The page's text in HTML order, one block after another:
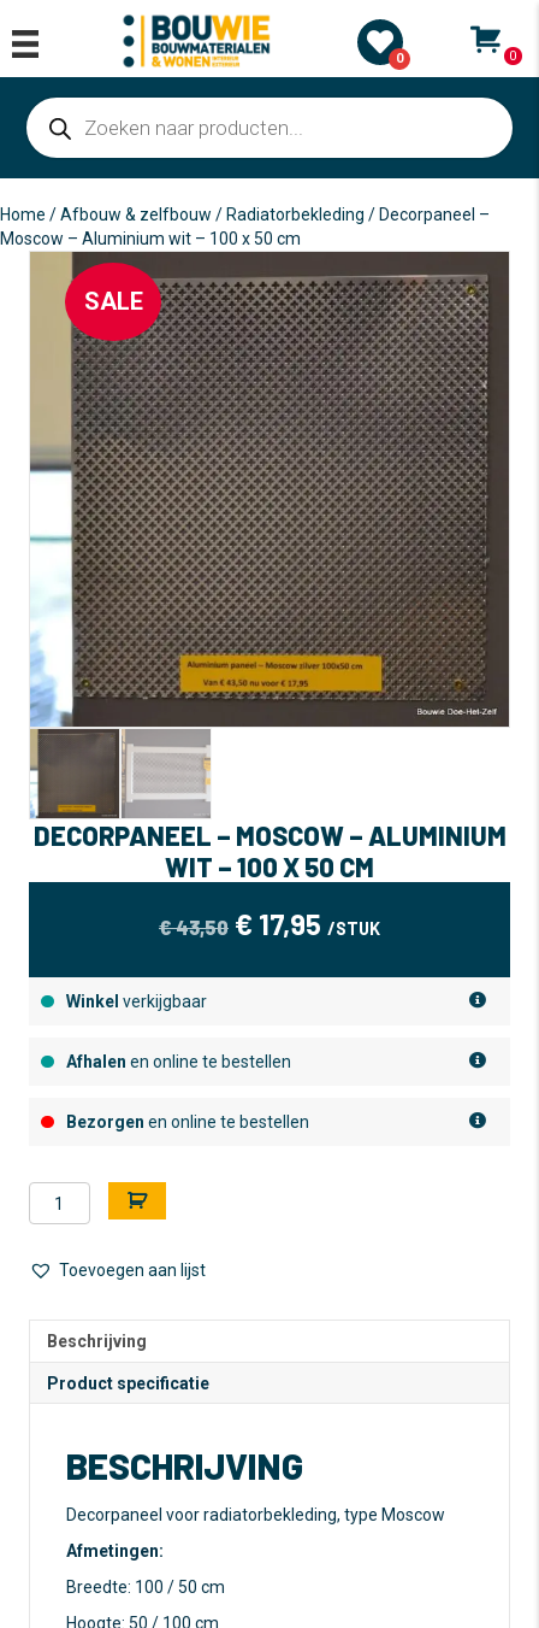
0 0
Producten
zoeken
Home /Afbouw & zelfbouw / Radiatorbekleding / Decorpaneel –
Moscow – Aluminium wit – 100 x 50 cm
SALE
DECORPANEEL – MOSCOW – ALUMINIUM
WIT – 100 X 50 CM
€43,50 OORSPRONKELIJKE
€ 17,95 HUIDIGE
/STUK
Winkel verkijgbaar
Afhalen en online te bestellen
Bezorgen en online te bestellen
Decorpaneel
-
-
100
50
aantal
l
e
n
t
i
:
Toevoegen aan lijst
Beschrijving
Product specificatie
BESCHRIJVING
Decorpaneel voor radiatorbekleding, type Moscow
Afmetingen:
Breedte: 100 / 50 cm
Hoogte: 50 / 100 cm